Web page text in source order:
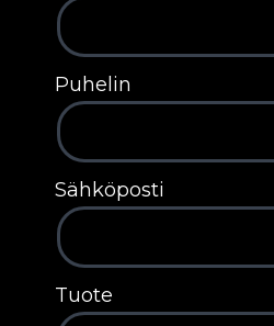
Puhelin
Sähköposti
Tuote